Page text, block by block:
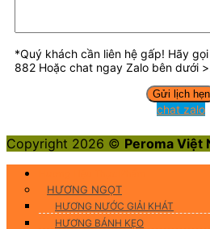
*Quý khách cần liên hệ gấp! Hãy
882 Hoặc chat ngay Zalo bên dưới
chat zalo
Copyright 2026 © Peroma Việt
HƯƠNG NGỌT
HƯƠNG NƯỚC GIẢI KHÁT
HƯƠNG BÁNH KẸO